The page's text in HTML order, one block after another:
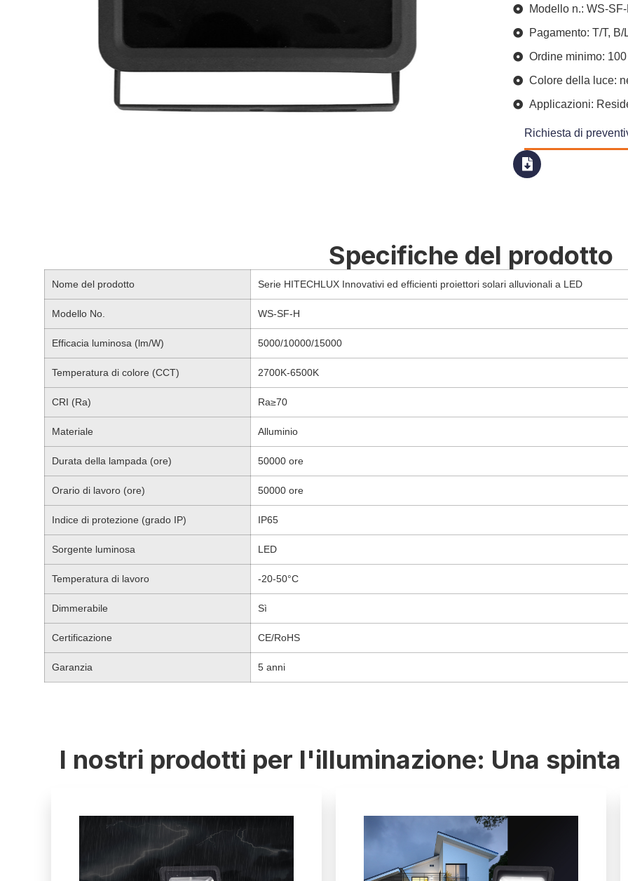
Modello n.: WS-
Pagamento: T/T, B/
Ordine minimo: 100
Colore della luce:
Applicazioni:
Richiesta di
Specifiche del prodotto
Nome del prodotto Serie HITECHLUX Innovativi ed efficienti proiettori solari alluvionali a LED
Modello No. WS-SF-H
Efficacia luminosa (lm/W) 5000/10000/15000
Temperatura di colore (CCT) 2700K-6500K
CRI (Ra) Ra≥70
Materiale Alluminio
Durata della lampada (ore) 50000 ore
Orario di lavoro (ore) 50000 ore
Indice di protezione (grado IP) IP65
Sorgente luminosa LED
Temperatura di lavoro -20-50°C
Dimmerabile Sì
Certificazione CE/RoHS
Garanzia 5 anni
I nostri prodotti per l'illuminazione: Una